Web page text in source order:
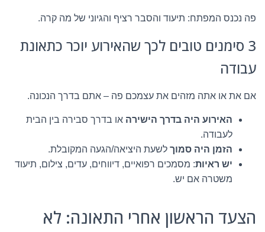
פה נכנס המפתח: תיעוד והסבר רציף והגיוני של מה קרה.
3 סימנים טובים לכך שהאירוע יוכר כתאונת
עבודה
אם את או אתה מזהים את עצמכם פה – אתם בדרך הנכונה.
האירוע היה בדרך הישירה או בדרך סבירה בין הבית
לעבודה.
הזמן היה סמוך לשעת היציאה/הגעה המקובלת.
יש ראיות: מסמכים רפואיים, דיווחים, עדים, צילום, תיעוד
משטרה אם יש.
הצעד הראשון אחרי התאונה: לא